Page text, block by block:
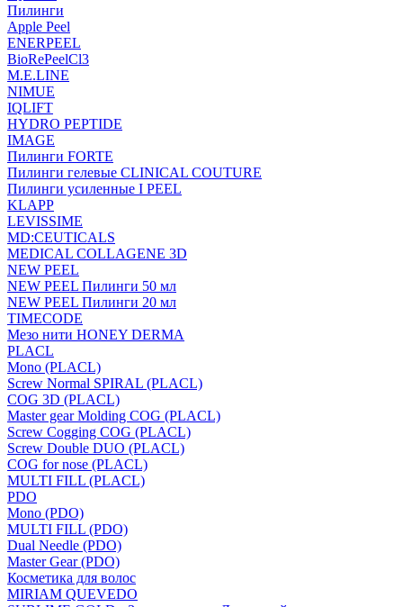
Пилинги
Apple Peel
ENERPEEL
BioRePeelCl3
M.E.LINE
NIMUE
IQLIFT
HYDRO PEPTIDE
IMAGE
Пилинги FORTE
Пилинги гелевые CLINICAL COUTURE
Пилинги усиленные I PEEL
KLAPP
LEVISSIME
MD:CEUTICALS
MEDICAL COLLAGENE 3D
NEW PEEL
NEW PEEL Пилинги 50 мл
NEW PEEL Пилинги 20 мл
TIMECODE
Мезо нити HONEY DERMA
PLACL
Mono (PLACL)
Screw Normal SPIRAL (PLACL)
COG 3D (PLACL)
Master gear Molding COG (PLACL)
Screw Cogging COG (PLACL)
Screw Double DUO (PLACL)
COG for nose (PLACL)
MULTI FILL (PLACL)
PDO
Mono (PDO)
MULTI FILL (PDO)
Dual Needle (PDO)
Master Gear (PDO)
Косметика для волос
MIRIAM QUEVEDO